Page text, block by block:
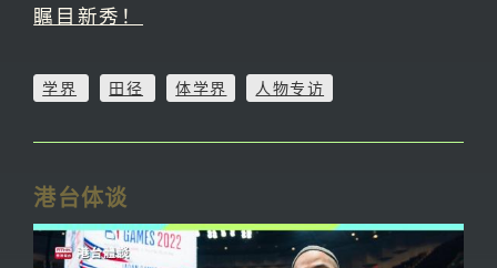
瞩目新秀！
学界 田径 体学界 人物专访
港台体谈